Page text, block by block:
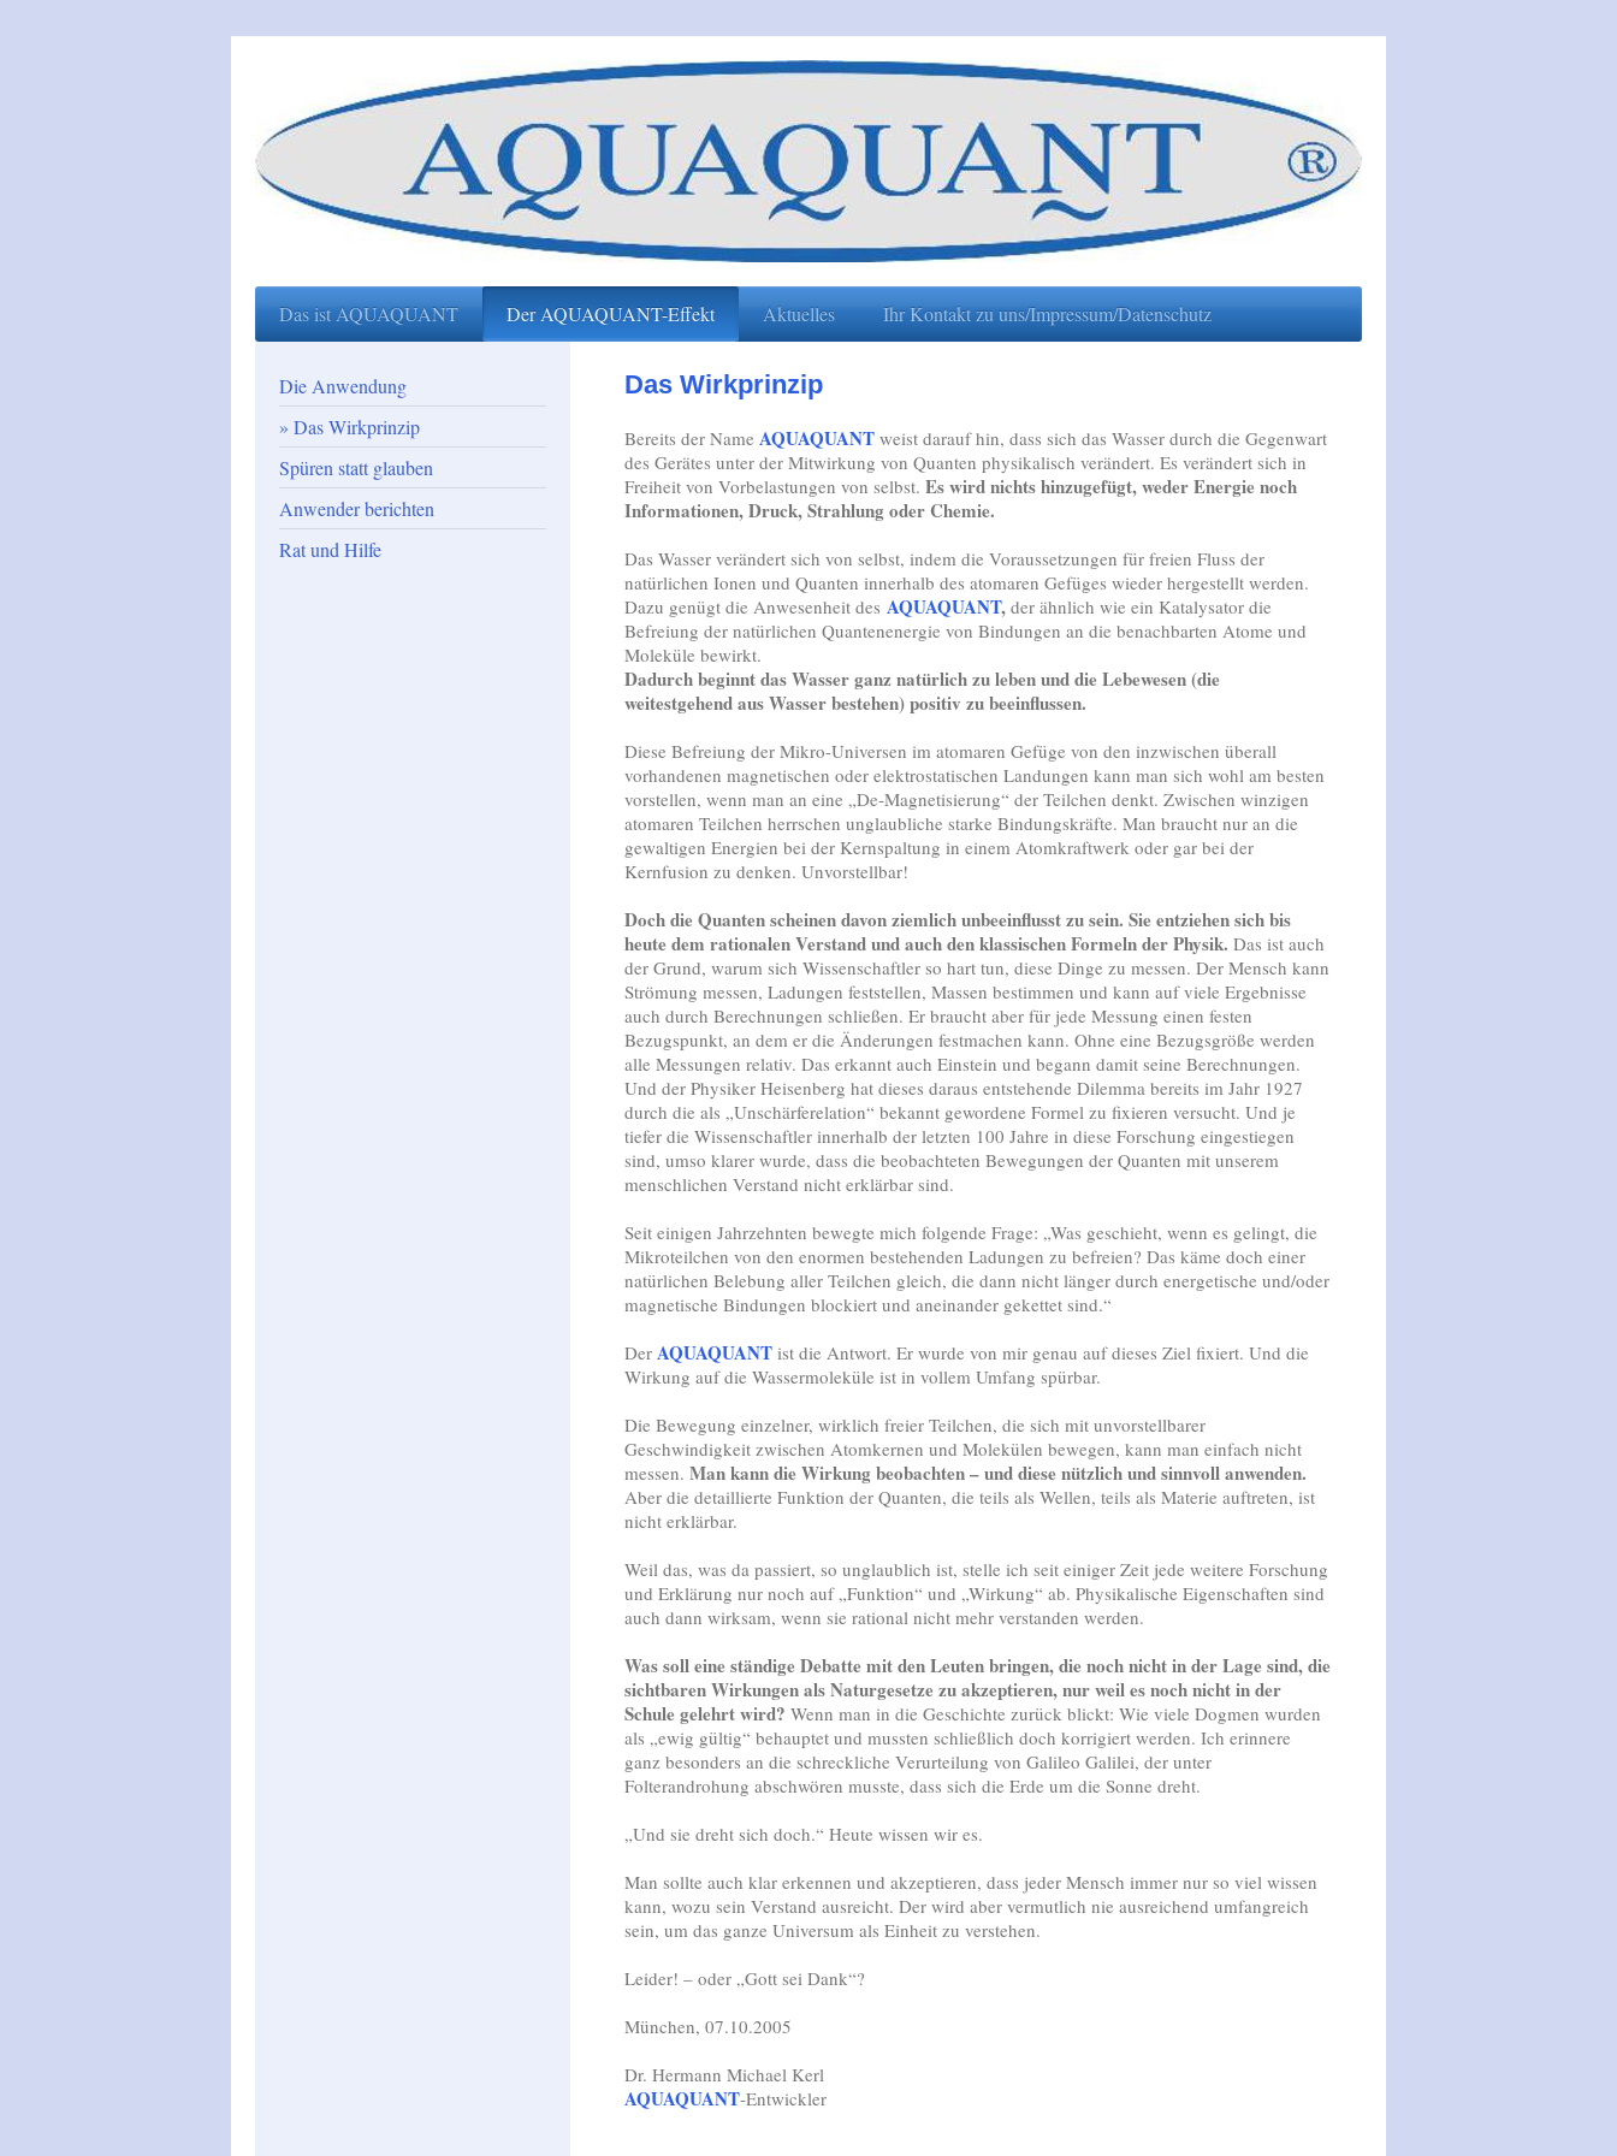
Das ist AQUAQUANT Der AQUAQUANT-Effekt Aktuelles Ihr Kontakt zu uns/Impressum/Datenschutz
Das Wirkprinzip
Bereits der Name AQUAQUANT weist darauf hin, dass sich das Wasser durch die Gegenwart
des Gerätes unter der Mitwirkung von Quanten physikalisch verändert. Es verändert sich in
Freiheit von Vorbelastungen von selbst.Es wird nichts hinzugefügt, weder Energie noch
Informationen, Druck, Strahlung oder Chemie.
Das Wasser verändert sich von selbst, indem die Voraussetzungen für freien Fluss der
natürlichen Ionen und Quanten innerhalb des atomaren Gefüges wieder hergestellt werden.
Dazu genügt die Anwesenheit des AQUAQUANT, der ähnlich wie ein Katalysator die
Befreiung der natürlichen Quantenenergie von Bindungen an die benachbarten Atome und
Moleküle bewirkt.
Dadurch beginnt das Wasser ganz natürlich zu leben und die Lebewesen (die
weitestgehend aus Wasser bestehen) positiv zu beeinflussen.
Diese Befreiung der Mikro-Universen im atomaren Gefüge von den inzwischen überall
vorhandenen magnetischen oder elektrostatischen Landungen kann man sich wohl am besten
vorstellen, wenn man an eine „De-Mag­ne­ti­sie­rung“ der Teilchen denkt. Zwischen winzigen
atomaren Teilchen herrschen unglaubliche starke Bindungskräfte. Man braucht nur an die
gewaltigen Energien bei der Kernspaltung in einem Atomkraftwerk oder gar bei der
Kernfusion zu denken. Unvorstellbar!
Doch die Quanten scheinen davon ziemlich unbeeinflusst zu sein. Sie entziehen sich bis
heute dem rationalen Verstand und auch den klassischen Formeln der Physik. Das ist auch
der Grund, warum sich Wissenschaftler so hart tun, diese Dinge zu messen. Der Mensch kann
Strömung messen, Ladungen feststellen, Massen bestimmen und kann auf viele Ergebnisse
auch durch Berechnungen schließen. Er braucht aber für jede Messung einen festen
Bezugspunkt, an dem er die Änderungen festmachen kann. Ohne eine Bezugsgröße werden
alle Messungen relativ. Das erkannt auch Einstein und begann damit seine Berechnungen.
Und der Physiker Heisenberg hat dieses daraus entstehende Dilemma bereits im Jahr 1927
durch die als „Unschärferelation“ bekannt gewordene Formel zu fixieren versucht. Und je
tiefer die Wissenschaftler innerhalb der letzten 100 Jahre in diese Forschung eingestiegen
sind, umso klarer wurde, dass die beobachteten Bewegungen der Quanten mit unserem
menschlichen Verstand nicht erklärbar sind.
Seit einigen Jahrzehnten bewegte mich folgende Frage: „Was geschieht, wenn es gelingt, die
Mikroteilchen von den enormen bestehenden Ladungen zu befreien? Das käme doch einer
natürlichen Belebung aller Teilchen gleich, die dann nicht länger durch energetische und/oder
magnetische Bindungen blockiert und aneinander gekettet sind.“
Der AQUAQUANT ist die Antwort. Er wurde von mir genau auf dieses Ziel fixiert. Und die
Wirkung auf die Wassermoleküle ist in vollem Umfang spürbar.
Die Bewegung einzelner, wirklich freier Teilchen, die sich mit unvorstellbarer
Geschwindigkeit zwischen Atomkernen und Molekülen bewegen, kann man einfach nicht
messen.Man kann die Wirkung beobachten – und diese nützlich und sinnvoll anwenden.
Aber die detaillierte Funktion der Quanten, die teils als Wellen, teils als Materie auftreten, ist
nicht erklärbar.
Weil das, was da passiert, so unglaublich ist, stelle ich seit einiger Zeit jede weitere Forschung
und Erklärung nur noch auf „Funktion“ und „Wirkung“ ab. Physikalische Eigenschaften sind
auch dann wirksam, wenn sie rational nicht mehr verstanden werden.
Was soll eine ständige Debatte mit den Leuten bringen, die noch nicht in der Lage sind, die
sichtbaren Wirkungen als Naturgesetze zu akzeptieren, nur weil es noch nicht in der
Schule gelehrt wird? Wenn man in die Geschichte zurück blickt: Wie viele Dogmen wurden
als „ewig gültig“ behauptet und mussten schließlich doch korrigiert werden. Ich erinnere
ganz besonders an die schreckliche Verurteilung von Galileo Galilei, der unter
Folterandrohung abschwören musste, dass sich die Erde um die Sonne dreht.
„Und sie dreht sich doch.“ Heute wissen wir es.
Man sollte auch klar erkennen und akzeptieren, dass jeder Mensch immer nur so viel wissen
kann, wozu sein Verstand ausreicht. Der wird aber vermutlich nie ausreichend umfangreich
sein, um das ganze Universum als Einheit zu verstehen.
Leider! – oder „Gott sei Dank“?
München, 07.10.2005
Dr. Hermann Michael Kerl
AQUAQUANT-Entwickler
Die Anwendung
Das Wirkprinzip
Spüren statt glauben
Anwender berichten
Rat und Hilfe